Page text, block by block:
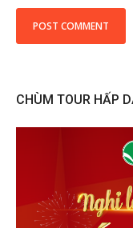
CHÙM TOUR HẤP